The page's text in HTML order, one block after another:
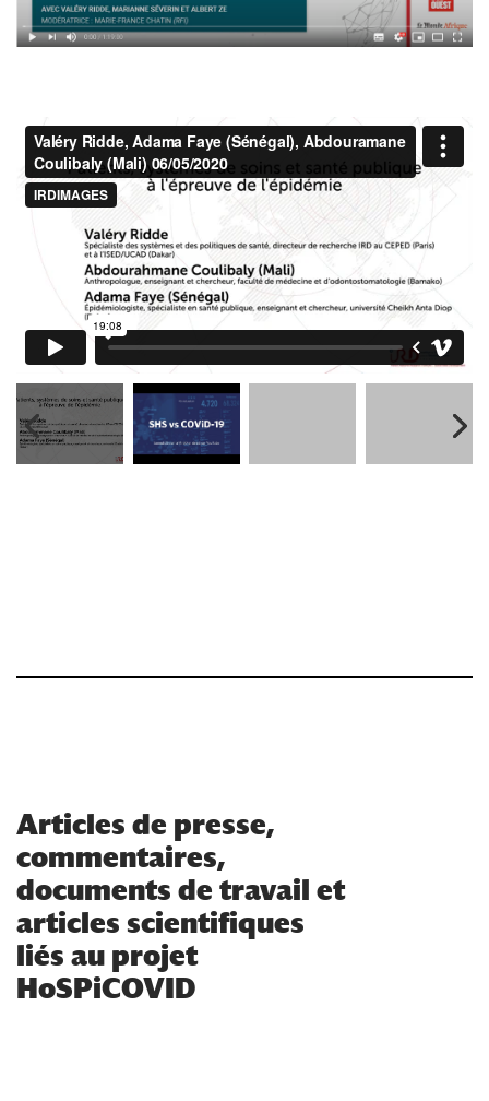
Articles de presse,
commentaires,
documents de travail et
articles scientifiques
liés au projet
HoSPiCOVID